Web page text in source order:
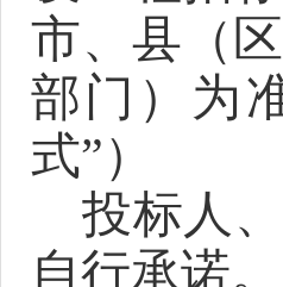
市、县（
部门）为
式”）
投标人
自行承诺